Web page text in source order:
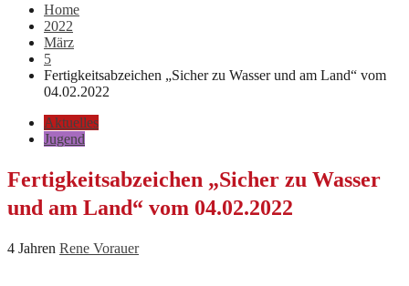
Home
2022
März
5
Fertigkeitsabzeichen „Sicher zu Wasser und am Land“ vom
04.02.2022
Aktuelles
Jugend
Fertigkeitsabzeichen „Sicher zu Wasser
und am Land“ vom 04.02.2022
4 Jahren Rene Vorauer